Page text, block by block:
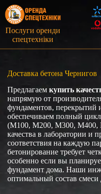
Перейти
сути
Послуги оренди
спецтехніки
Доставка бетона Чернигов
Предлагаем купить
напрямую от
фундаментов, перекрытий
обеспечиваем полный цикл
(М100, М200, М300, М400,
качества в лаборатории и
соответствия на каждую
бетонирование требует
особенно если вы
фундамент дома. Наши
оптимальный состав смеси